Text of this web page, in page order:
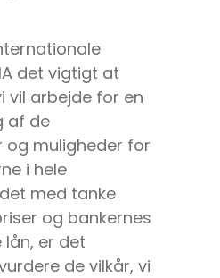
det vigtigt at
vil arbejde for en
af de
og muligheder for
i hele
med tanke
og bankernes
er det
de vilkår, vi